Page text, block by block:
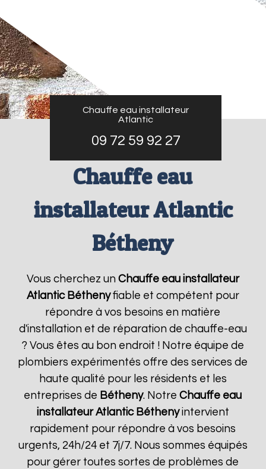
Chauffe eau installateur
Atlantic
09 72 59 92 27
Chauffe eau
installateur Atlantic
Bétheny
Vous cherchez un Chauffe eau installateur
Atlantic Béthenyfiable et compétent pour
répondre à vos besoins en matière
d'installation et de réparation de chauffe-eau
? Vous êtes au bon endroit ! Notre équipe de
plombiers expérimentés offre des services de
haute qualité pour les résidents et les
entreprises de Bétheny. NotreChauffe eau
installateur Atlantic Béthenyintervient
rapidement pour répondre à vos besoins
urgents, 24h/24 et 7j/7. Nous sommes équipés
pour gérer toutes sortes de problèmes de